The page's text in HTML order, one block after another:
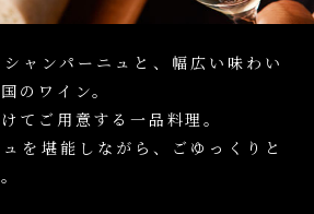
ャンパーニュと、幅広い味わい
のワイン。
てご用意する一品料理。
を堪能しながら、ごゆっくりと